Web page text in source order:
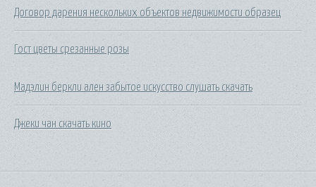
Договор дарения нескольких объектов недвижимости образец
Гост цветы срезанные розы
Мадэлин беркли ален забытое искусство слушать скачать
Джеки чан скачать кино